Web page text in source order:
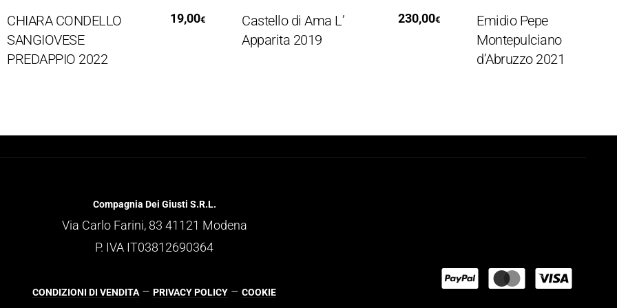
CONDELLO
2022
19,00€
Castello di Ama L’
Apparita 2019
230,00€
Emidio Pepe
Montepulciano
d’Abruzzo 2021
Compagnia Dei Giusti S.R.L.
Via Carlo Farini, 83 41121 Modena
P. IVA IT03812690364
CONDIZIONI DI VENDITA– PRIVACY POLICY – COOKIE